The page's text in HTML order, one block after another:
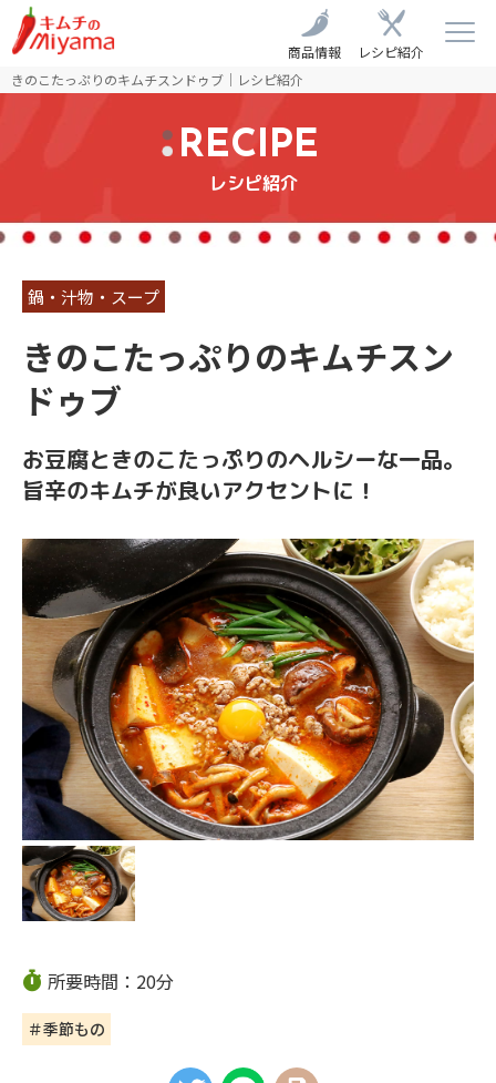
商品情報
レシピ紹介
きのこたっぷりのキムチスンドゥブ｜レシピ紹介
RECIPE
レシピ紹介
鍋・汁物・スープ
きのこたっぷりのキムチスン
ドゥブ
お豆腐ときのこたっぷりのヘルシーな一品。
旨辛のキムチが良いアクセントに！
所要時間：20分
＃季節もの